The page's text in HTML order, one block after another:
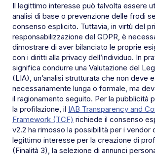
Il legittimo interesse può talvolta essere
analisi di base o prevenzione delle frodi
consenso esplicito. Tuttavia, in virtù del
responsabilizzazione del GDPR, è
dimostrare di aver bilanciato le proprie
con i diritti alla privacy dell’individuo. In
significa condurre una Valutazione del
(LIA), un’analisi strutturata che non deve
necessariamente lunga o formale, ma
il ragionamento seguito. Per la pubblicità
la profilazione, il IAB Transparency and
Framework (TCF) richiede il consenso
v2.2 ha rimosso la possibilità per i vendor
legittimo interesse per la creazione di
(Finalità 3), la selezione di annunci